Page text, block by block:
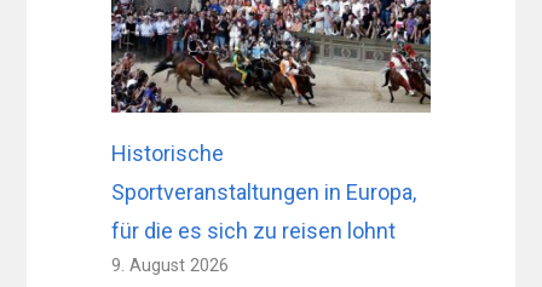
Historische
Sportveranstaltungen in Europa,
für die es sich zu reisen lohnt
9. August 2026